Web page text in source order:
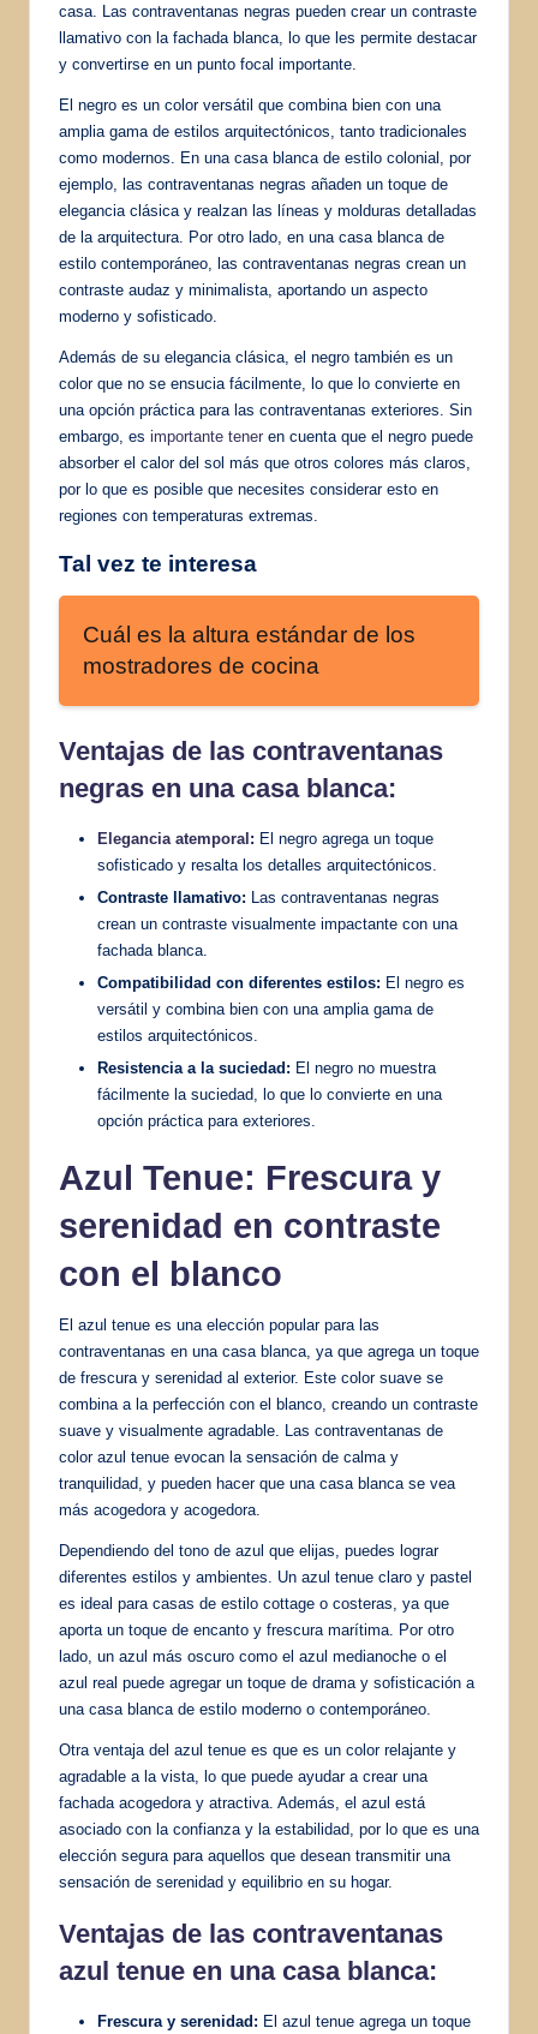
casa. Las contraventanas negras pueden crear un contraste
llamativo con la fachada blanca, lo que les permite destacar
y convertirse en un punto focal importante.
El negro es un color versátil que combina bien con una
amplia gama de estilos arquitectónicos, tanto tradicionales
como modernos. En una casa blanca de estilo colonial, por
ejemplo, las contraventanas negras añaden un toque de
elegancia clásica y realzan las líneas y molduras detalladas
de la arquitectura. Por otro lado, en una casa blanca de
estilo contemporáneo, las contraventanas negras crean un
contraste audaz y minimalista, aportando un aspecto
moderno y sofisticado.
Además de su elegancia clásica, el negro también es un
color que no se ensucia fácilmente, lo que lo convierte en
una opción práctica para las contraventanas exteriores. Sin
embargo, es importante tener en cuenta que el negro puede
absorber el calor del sol más que otros colores más claros,
por lo que es posible que necesites considerar esto en
regiones con temperaturas extremas.
Tal vez te interesa
Cuál es la altura estándar de los
mostradores de cocina
Ventajas de las contraventanas
negras en una casa blanca:
Elegancia atemporal : El negro agrega un toque
sofisticado y resalta los detalles arquitectónicos.
Contraste llamativo: Las contraventanas negras
crean un contraste visualmente impactante con una
fachada blanca.
Compatibilidad con diferentes estilos: El negro es
versátil y combina bien con una amplia gama de
estilos arquitectónicos.
Resistencia a la suciedad: El negro no muestra
fácilmente la suciedad, lo que lo convierte en una
opción práctica para exteriores.
Azul Tenue: Frescura y
serenidad en contraste
con el blanco
El azul tenue es una elección popular para las
contraventanas en una casa blanca, ya que agrega un toque
de frescura y serenidad al exterior. Este color suave se
combina a la perfección con el blanco, creando un contraste
suave y visualmente agradable. Las contraventanas de
color azul tenue evocan la sensación de calma y
tranquilidad, y pueden hacer que una casa blanca se vea
más acogedora y acogedora.
Dependiendo del tono de azul que elijas, puedes lograr
diferentes estilos y ambientes. Un azul tenue claro y pastel
es ideal para casas de estilo cottage o costeras, ya que
aporta un toque de encanto y frescura marítima. Por otro
lado, un azul más oscuro como el azul medianoche o el
azul real puede agregar un toque de drama y sofisticación a
una casa blanca de estilo moderno o contemporáneo.
Otra ventaja del azul tenue es que es un color relajante y
agradable a la vista, lo que puede ayudar a crear una
fachada acogedora y atractiva. Además, el azul está
asociado con la confianza y la estabilidad, por lo que es una
elección segura para aquellos que desean transmitir una
sensación de serenidad y equilibrio en su hogar.
Ventajas de las contraventanas
azul tenue en una casa blanca:
Frescura y serenidad: El azul tenue agrega un toque